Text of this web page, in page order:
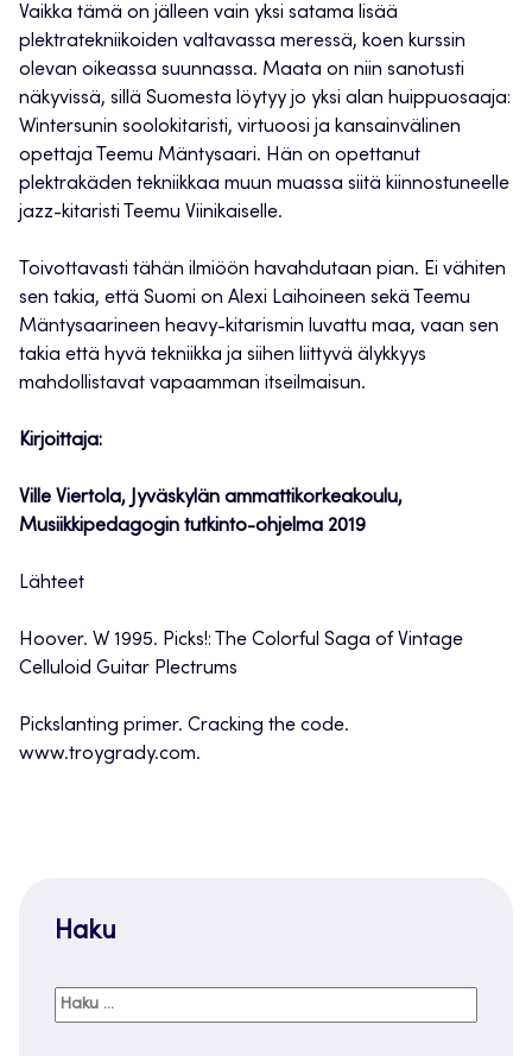
Vaikka tämä on jälleen vain yksi satama lisää
plektratekniikoiden valtavassa meressä, koen kurssin
olevan oikeassa suunnassa. Maata on niin sanotusti
näkyvissä, sillä Suomesta löytyy jo yksi alan huippuosaaja:
Wintersunin soolokitaristi, virtuoosi ja kansainvälinen
opettaja Teemu Mäntysaari. Hän on opettanut
plektrakäden tekniikkaa muun muassa siitä kiinnostuneelle
jazz-kitaristi Teemu Viinikaiselle.
Toivottavasti tähän ilmiöön havahdutaan pian. Ei vähiten
sen takia, että Suomi on Alexi Laihoineen sekä Teemu
Mäntysaarineen heavy-kitarismin luvattu maa, vaan sen
takia että hyvä tekniikka ja siihen liittyvä älykkyys
mahdollistavat vapaamman itseilmaisun.
Kirjoittaja:
Ville Viertola, Jyväskylän ammattikorkeakoulu,
Musiikkipedagogin tutkinto-ohjelma 2019
Lähteet
Hoover. W 1995. Picks!: The Colorful Saga of Vintage
Celluloid Guitar Plectrums
Pickslanting primer. Cracking the code.
www.troygrady.com.
Haku
Haku: